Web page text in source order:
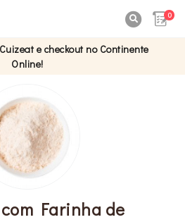
0
e checkout no Continente
Online!
Farinha de